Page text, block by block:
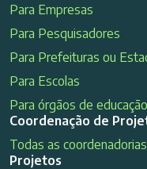
Para Empresas
Para Pesquisadores
Para Prefeituras ou
Para Escolas
Para órgãos de
Coordenação de
Todas as coordenadorias
Projetos